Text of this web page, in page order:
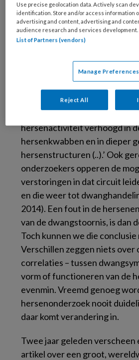
verschillen van die van
dwangstoornis, blijkt uit een
onderzoeken (zie bijvoorbeeld
2014). ‘Aha, dat is dus de
kunnen denken: er is een fout
Die conclusie trekt
Hersenstichting, die op haar
Oorzaak (van de
mensen met een
hersenactiviteit verhoogd in
hersenkwabben en in dieper
hersenstructuren (..).’ Ook
onderzoekers opperen de
verstoringen in dat circuit
en die weer tot
2014). Een fout in de
van de dwangstoornis, is dan
Toch kunnen we die
Verschillen zeggen niets over
correlaties – tussen
vorm of functioneren van de
evenmin. Vreemd genoeg
hersenonderzoek nooit
daar komt verandering in.
Twee jaar geleden
artikel over een groot,
Use precise geolocation data. Actively scan
identification. Store and/or access information
advertising and content, advertising and
audience research and services development.
List of Partners (vendors)
Manage Preferences
Reject All